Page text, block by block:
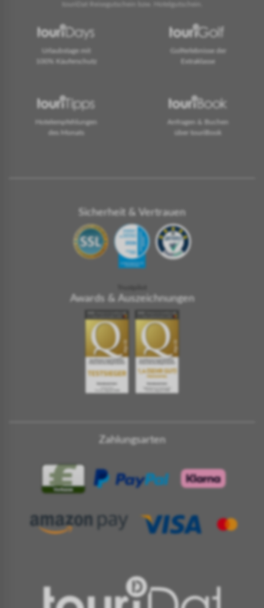
touriDat Reisegutschein bzw. Hotelgutschein.
Urlaubstage mit
100% Käuferschutz
Golferlebnisse der
Extraklasse
Hotelempfehlungen
des Monats
Anfragen & Buchen
über touriBook
Sicherheit & Vertrauen
Awards & Auszeichnungen
Zahlungsarten